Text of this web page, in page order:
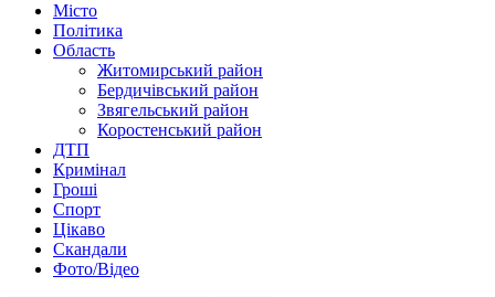
Місто
Політика
Область
Житомирський район
Бердичівський район
Звягельський район
Коростенський район
ДТП
Кримінал
Гроші
Спорт
Цікаво
Скандали
Фото/Відео